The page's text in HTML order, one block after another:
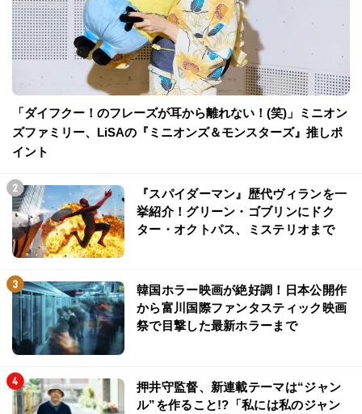
「ダイフクー！のフレーズが耳から離れない！(笑)」ミニオン
ズファミリー、LiSAの『ミニオンズ＆モンスターズ』推しポ
イント
『スパイダーマン』歴代ヴィランを一
挙紹介！グリーン・ゴブリンにドク
ター・オクトパス、ミステリオまで
韓国ホラー映画が絶好調！日本公開作
から富川国際ファンタスティック映画
祭で目撃した最新ホラーまで
押井守監督、新連載テーマは“ジャン
ル”を作ること!?「私には私のジャン